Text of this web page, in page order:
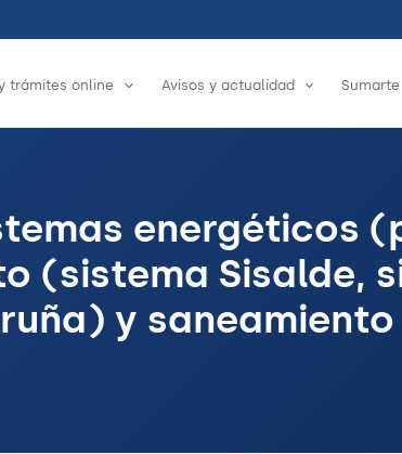
trámites online Avisos y actualidad Sumarte
energéticos
(sistema Sisalde,
y saneamiento